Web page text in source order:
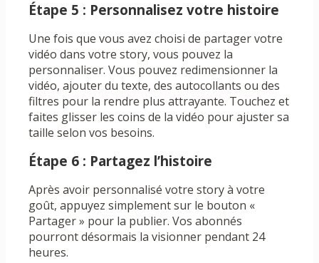
Étape 5 : Personnalisez votre histoire
Une fois que vous avez choisi de partager votre
vidéo dans votre story, vous pouvez la
personnaliser. Vous pouvez redimensionner la
vidéo, ajouter du texte, des autocollants ou des
filtres pour la rendre plus attrayante. Touchez et
faites glisser les coins de la vidéo pour ajuster sa
taille selon vos besoins.
Étape 6 : Partagez l’histoire
Après avoir personnalisé votre story à votre
goût, appuyez simplement sur le bouton «
Partager » pour la publier. Vos abonnés
pourront désormais la visionner pendant 24
heures.